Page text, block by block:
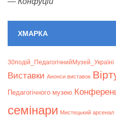
ХМАРКА
30подій_ПедагогічнийМузей_Україні
Bиставки Анонси виставок
Педагогічного музею
семінари Мистецький арсенал